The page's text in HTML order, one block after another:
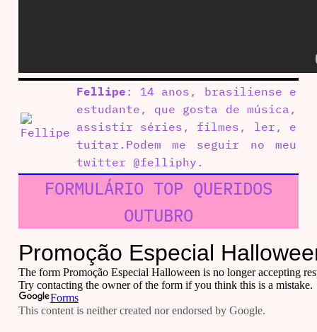
Fellipe : 14 anos, brasiliense e
estudante, que gosta de música,
assistir séries, filmes, ler, e
tuítar.Podem me seguir no meu
twitter @felliphy.
FORMULÁRIO TOP QUERIDOS
OUTUBRO